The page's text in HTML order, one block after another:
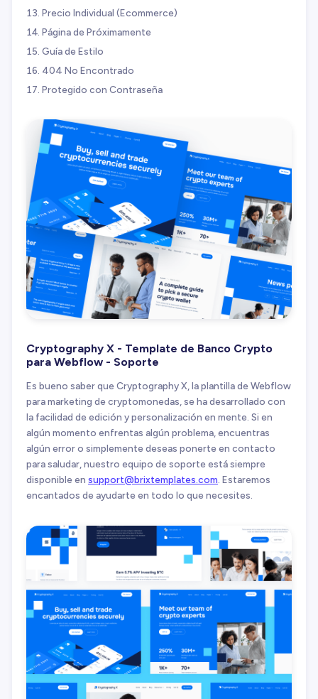
Precio Individual (Ecommerce)
Página de Próximamente
Guía de Estilo
404 No Encontrado
Protegido con Contraseña
Cryptography X - Template de Banco Crypto
para Webflow - Soporte
Es bueno saber que Cryptography X, la plantilla de Webflow
para marketing de cryptomonedas, se ha desarrollado con
la facilidad de edición y personalización en mente. Si en
algún momento enfrentas algún problema, encuentras
algún error o simplemente deseas ponerte en contacto
para saludar, nuestro equipo de soporte está siempre
disponible en support@brixtemplates.com. Estaremos
encantados de ayudarte en todo lo que necesites.